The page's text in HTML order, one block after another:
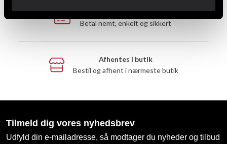
MobilePay, Kustom & Adyen
Betal nemt, enkelt og sikkert
Afhentes i butik
Bestil og afhent i nærmeste butik
Tilmeld dig vores nyhedsbrev
Udfyld din e-mailadresse, så modtager du nyheder og tilbud